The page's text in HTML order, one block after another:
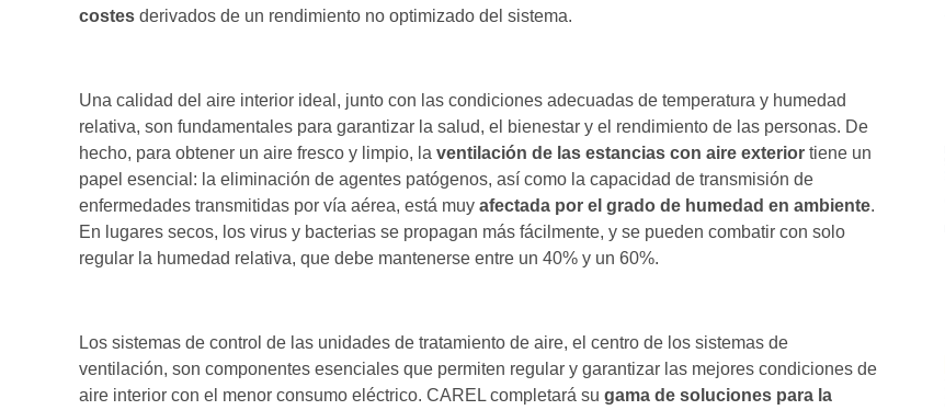
costes derivados de un rendimiento no optimizado del sistema.
Una calidad del aire interior ideal, junto con las condiciones adecuadas de temperatura y humedad
relativa, son fundamentales para garantizar la salud, el bienestar y el rendimiento de las personas. De
hecho, para obtener un aire fresco y limpio, la ventilación de las estancias con aire exterior tiene un
papel esencial: la eliminación de agentes patógenos, así como la capacidad de transmisión de
enfermedades transmitidas por vía aérea, está muy afectada por el grado de humedad en ambiente.
En lugares secos, los virus y bacterias se propagan más fácilmente, y se pueden combatir con solo
regular la humedad relativa, que debe mantenerse entre un 40% y un 60%.
Los sistemas de control de las unidades de tratamiento de aire, el centro de los sistemas de
ventilación, son componentes esenciales que permiten regular y garantizar las mejores condiciones de
aire interior con el menor consumo eléctrico. CAREL completará su gama de soluciones para la